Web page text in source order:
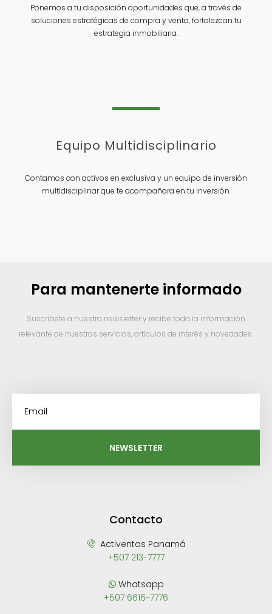
Ponemos a tu disposición oportunidades que, a través de
soluciones estratégicas de compra y venta, fortalezcan tu
estrategia inmobiliaria.
Equipo Multidisciplinario
Contamos con activos en exclusiva y un equipo de inversión
multidisciplinar que te acompañara en tu inversión.
Para mantenerte informado
Suscríbete a nuestra newsletter y recibe toda la información
relevante de nuestros servicios, artículos de interés y novedades.
NEWSLETTER
Contacto
Activentas Panamá
+507 213-7777
Whatsapp
+507 6616-7776